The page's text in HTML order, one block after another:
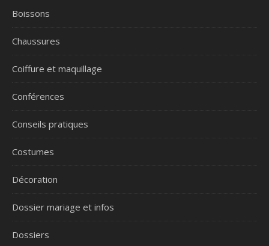
Boissons
Chaussures
Coiffure et maquillage
Conférences
Conseils pratiques
Costumes
Décoration
Dossier mariage et infos
Dossiers